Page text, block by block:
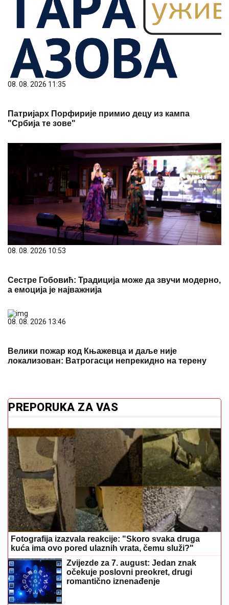
08. 08. 2026 11:35
Патријарх Порфирије примио децу из кампа
"Србија те зове"
08. 08. 2026 10:53
Сестре Гобовић: Традиција може да звучи модерно,
а емоција је најважнија
08. 08. 2026 13:46
Велики пожар код Књажевца и даље није
локализован: Ватрогасци непрекидно на терену
PREPORUKA ZA VAS
Fotografija izazvala reakcije: "Skoro svaka druga
kuća ima ovo pored ulaznih vrata, čemu služi?"
Zvijezde za 7. august: Jedan znak
očekuje poslovni preokret, drugi
romantično iznenađenje